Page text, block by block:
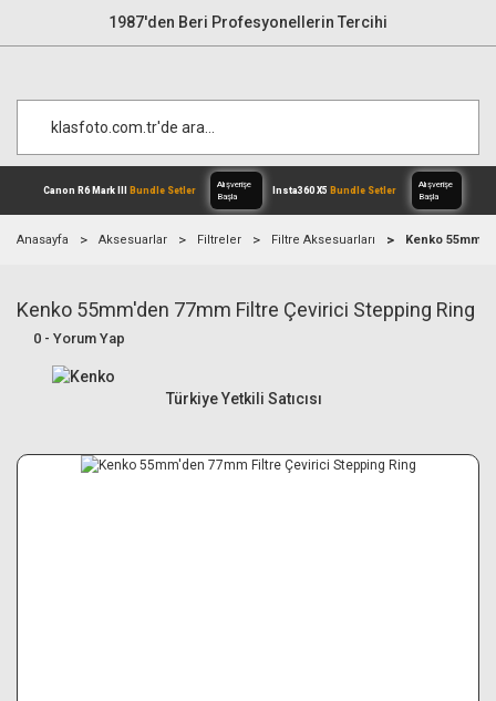
1987'den Beri Profesyonellerin Tercihi
Canon R6 Mark IIIBundle Setler
Alışverişe
Anasayfa Aksesuarlar Filtreler Filtre Aksesuarları Kenko
Kenko 55mm'den 77mm Filtre Çevirici Stepping Ring
0 - Yorum Yap
Türkiye Yetkili Satıcısı